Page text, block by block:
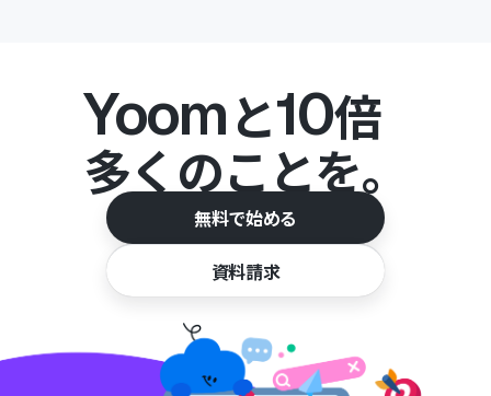
Yoomと10倍
多くのことを。
無料で始める
資料請求